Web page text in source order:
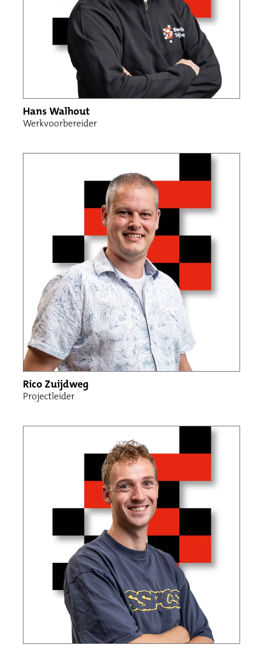
Hans Walhout
Werkvoorbereider
Rico Zuijdweg
Projectleider